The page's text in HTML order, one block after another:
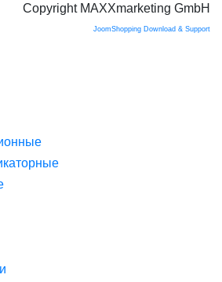
Copyright MAXXmarketing GmbH
JoomShopping Download & Support